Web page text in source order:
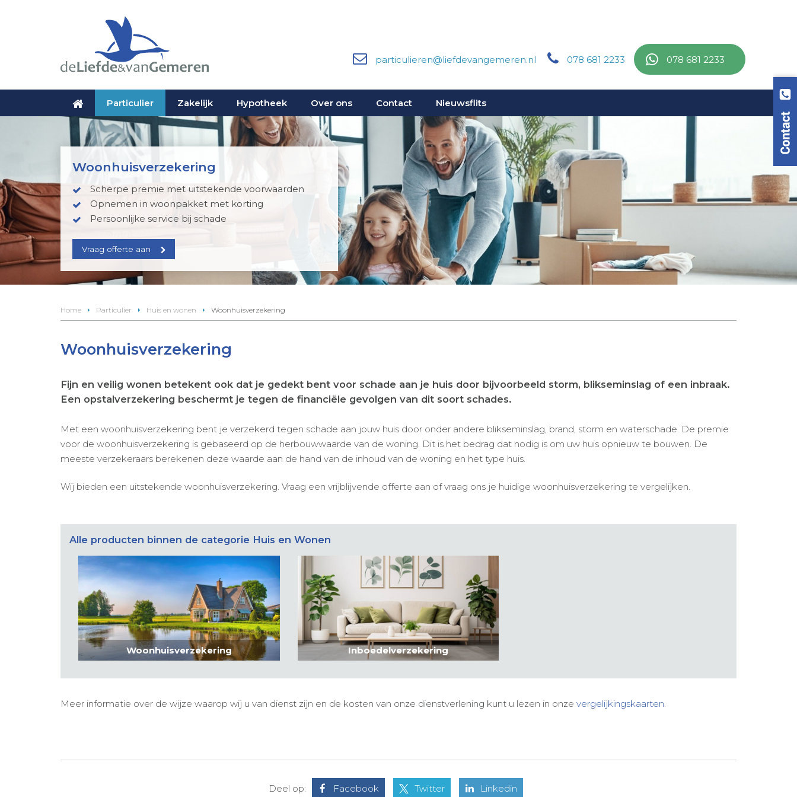
particulieren@liefdevangemeren.nl 078 681 2233 078 681 2233
Particulier Zakelijk Hypotheek Over ons Contact Nieuwsflits
Woonhuisverzekering
Scherpe premie met uitstekende voorwaarden
Opnemen in woonpakket met korting
Persoonlijke service bij schade
Vraag offerte aan
Home Particulier Huis en wonen Woonhuisverzekering
Woonhuisverzekering
Fijn en veilig wonen betekent ook dat je gedekt bent voor schade aan je huis door bijvoorbeeld storm, blikseminslag of een inbraak.
Een opstalverzekering beschermt je tegen de financiële gevolgen van dit soort schades.
Met een woonhuisverzekering bent je verzekerd tegen schade aan jouw huis door onder andere blikseminslag, brand, storm en waterschade. De premie
voor de woonhuisverzekering is gebaseerd op de herbouwwaarde van de woning. Dit is het bedrag dat nodig is om uw huis opnieuw te bouwen. De
meeste verzekeraars berekenen deze waarde aan de hand van de inhoud van de woning en het type huis.
Wij bieden een uitstekende woonhuisverzekering. Vraag een vrijblijvende offerte aan of vraag ons je huidige woonhuisverzekering te vergelijken.
Alle producten binnen de categorie Huis en Wonen
Woonhuisverzekering Inboedelverzekering
Meer informatie over de wijze waarop wij u van dienst zijn en de kosten van onze dienstverlening kunt u lezen in onze vergelijkingskaarten
Deel op: Facebook Twitter Linkedin